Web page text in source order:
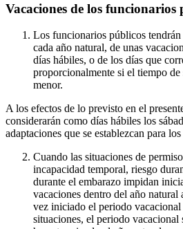
Vacaciones de los funcionarios
Los funcionarios públicos
cada año natural, de unas
días hábiles, o de los días que
proporcionalmente si el tiempo
menor.
A los efectos de lo previsto en el
considerarán como días hábiles los
adaptaciones que se establezcan para
Cuando las situaciones de
incapacidad temporal, riesgo
durante el embarazo impidan
vacaciones dentro del año natural
vez iniciado el periodo
situaciones, el periodo vacacional